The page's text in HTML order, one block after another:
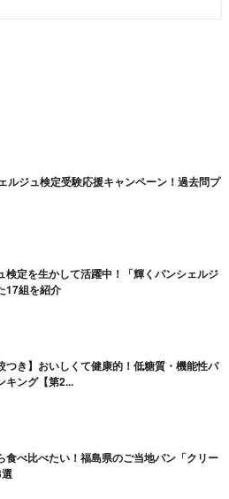
ルジュ検定受験応援キャンペーン！過去問プ
検定を生かして活躍中！「輝くパンシェルジ
17組を紹介
つき】おいしくて健康的！低糖質・機能性パ
キング【第2...
食べ比べたい！福島県のご当地パン「クリー